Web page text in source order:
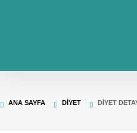
ANA SAYFA DIYET DIYET